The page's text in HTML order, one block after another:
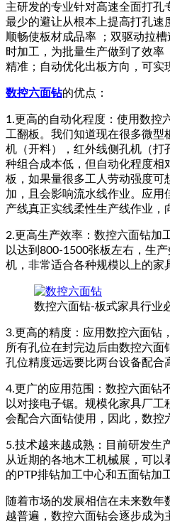
主研发的专业针对高速全面打孔
最少的避让从根本上提高打孔速
顺畅使板材成品率 ；双驱动拉
时加工，为批量生产做到了效率
精准；自动优化出板方向，可实
数控六面钻的优点：
1.更高的自动化程度：使用数控
工翻板。我们知道现在很多微
机（开料），红外线侧孔机（打
种组合成本低，但自动化程度相
板，如果量很多工人劳动强度可
加，且会影响流水线作业。应用
产线真正实线柔性生产线作业，
2.更高生产效率：数控六面钻加
以达到800-1500张板左右，生
机，非常适合各种规模以上的家
数控六面钻-板式家具行业
3.更高的精度：应用数控六面钻
所有孔位在封完边后由数控六面
孔位精度远远要比两台设备配合
4.更广的应用范围：数控六面钻
以对接电子锯。规模化家具厂
会配合六面钻使用，因此，数控
5.技术越来越成熟：目前研发生
从近期的各地木工机械展，可
的PTP排钻加工中心和五面钻加
随着市场的发展相信在未来数
越普遍，数控六面钻会逐步成为